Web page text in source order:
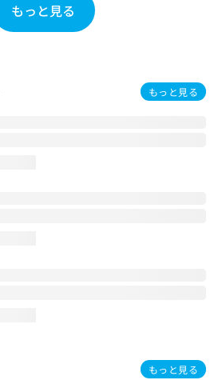
もっと見る
もっと見る
もっと見る